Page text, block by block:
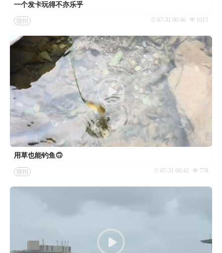
一个发卡玩得不亦乐乎
随拍 07-31 00:46 1015
用草也能钓鱼🙃
随拍 07-31 00:42 778